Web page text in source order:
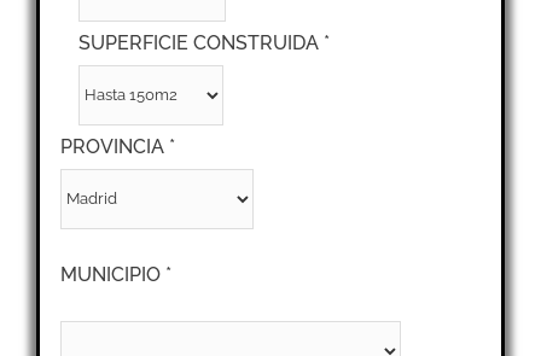
SUPERFICIE CONSTRUIDA *
PROVINCIA *
MUNICIPIO *